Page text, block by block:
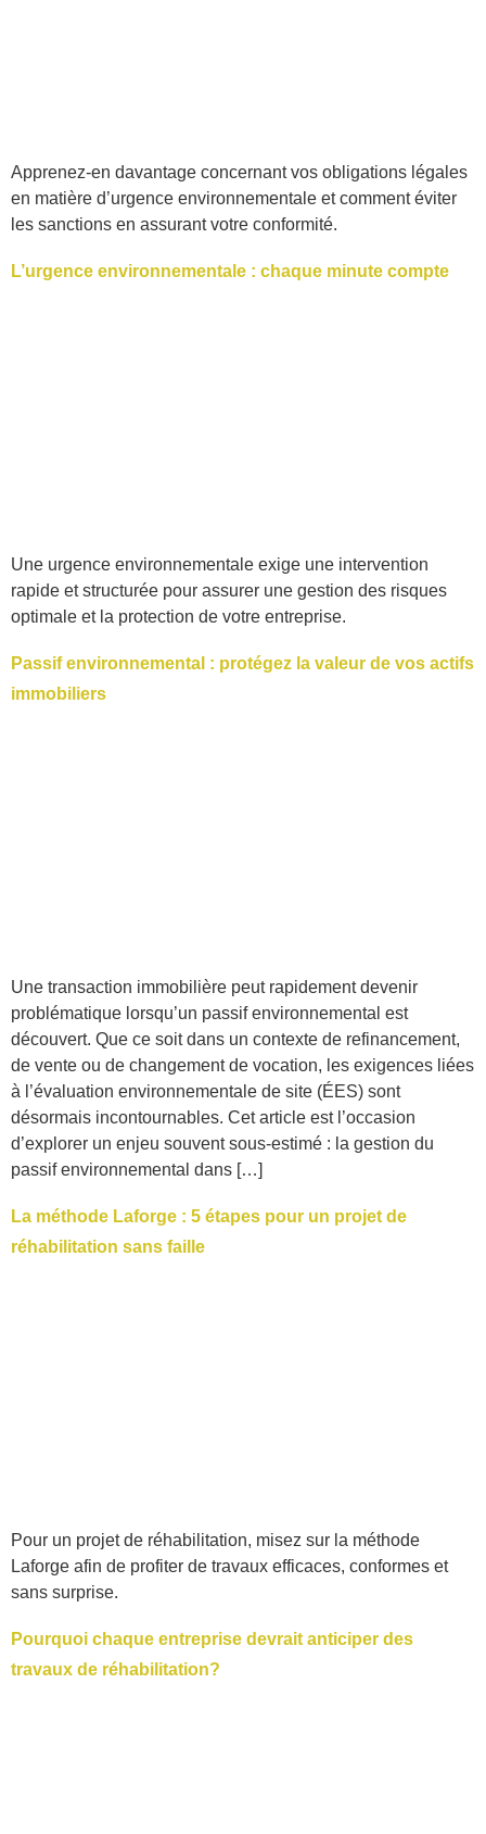
Apprenez-en davantage concernant vos obligations légales
en matière d’urgence environnementale et comment éviter
les sanctions en assurant votre conformité.
L’urgence environnementale : chaque minute compte
Une urgence environnementale exige une intervention
rapide et structurée pour assurer une gestion des risques
optimale et la protection de votre entreprise.
Passif environnemental : protégez la valeur de vos actifs
immobiliers
Une transaction immobilière peut rapidement devenir
problématique lorsqu’un passif environnemental est
découvert. Que ce soit dans un contexte de refinancement,
de vente ou de changement de vocation, les exigences liées
à l’évaluation environnementale de site (ÉES) sont
désormais incontournables. Cet article est l’occasion
d’explorer un enjeu souvent sous-estimé : la gestion du
passif environnemental dans […]
La méthode Laforge : 5 étapes pour un projet de
réhabilitation sans faille
Pour un projet de réhabilitation, misez sur la méthode
Laforge afin de profiter de travaux efficaces, conformes et
sans surprise.
Pourquoi chaque entreprise devrait anticiper des
travaux de réhabilitation?